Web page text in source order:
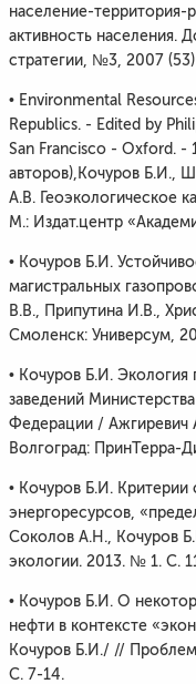
население-территория-
активность населения.
стратегии, №3, 2007
• Environmental
Republics. - Edited by
San Francisco - Oxford. -
авторов),Кочуров Б.И.,
А.В. Геоэкологическое
М.: Издат.центр
• Кочуров Б.И.
магистральных
В.В., Припутина И.В.,
Смоленск: Универсум,
• Кочуров Б.И. Экология
заведений
Федерации / Ажгиревич
Волгоград: ПринТерра-
• Кочуров Б.И. Критерии
энергоресурсов,
Соколов А.Н., Кочуров
экологии. 2013. № 1. С.
• Кочуров Б.И. О
нефти в контексте
Кочуров Б.И./ //
С. 7-14.